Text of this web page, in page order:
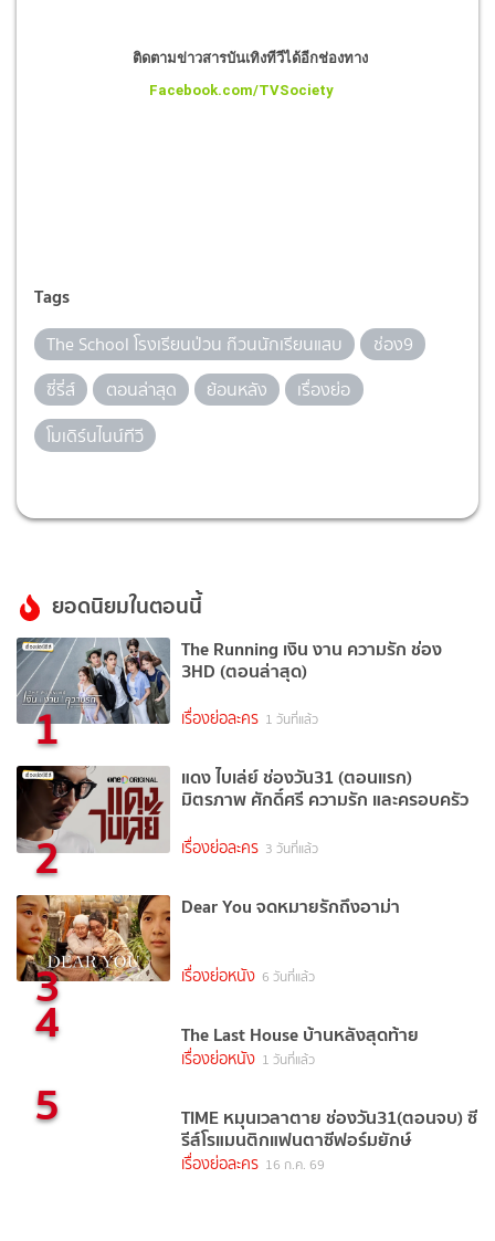
ติดตามข่าวสารบันเทิงทีวีได้อีกช่องทาง
Facebook.com/TVSociety
Tags
The School โรงเรียนป่วน ก๊วนนักเรียนแสบ
ช่อง9
ซี่รี่ส์
ตอนล่าสุด ย้อนหลัง
เรื่องย่อ
โมเดิร์นไนน์ทีวี
ยอดนิยมในตอนนี้
1
The Running เงิน งาน ความรัก ช่อง
3HD (ตอนล่าสุด)
เรื่องย่อละคร 1 วันที่แล้ว
2
แดง ไบเล่ย์ ช่องวัน31 (ตอนแรก)
มิตรภาพ ศักดิ์ศรี ความรัก และครอบครัว
เรื่องย่อละคร 3 วันที่แล้ว
3
Dear You จดหมายรักถึงอาม่า
เรื่องย่อหนัง 6 วันที่แล้ว
4 The Last House บ้านหลังสุดท้าย
เรื่องย่อหนัง 1 วันที่แล้ว
5 TIME หมุนเวลาตาย ช่องวัน31(ตอนจบ) ซี
รีส์โรแมนติกแฟนตาซีฟอร์มยักษ์
เรื่องย่อละคร 16 ก.ค. 69